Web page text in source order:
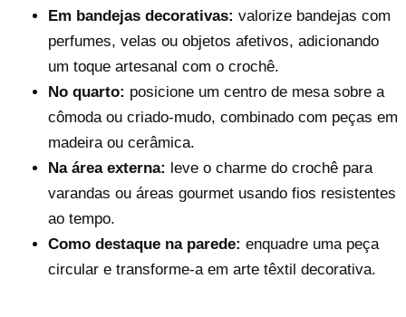
Em bandejas decorativas: valorize bandejas com
perfumes, velas ou objetos afetivos, adicionando
um toque artesanal com o crochê.
No quarto: posicione um centro de mesa sobre a
cômoda ou criado-mudo, combinado com peças em
madeira ou cerâmica.
Na área externa: leve o charme do crochê para
varandas ou áreas gourmet usando fios resistentes
ao tempo.
Como destaque na parede: enquadre uma peça
circular e transforme-a em arte têxtil decorativa.